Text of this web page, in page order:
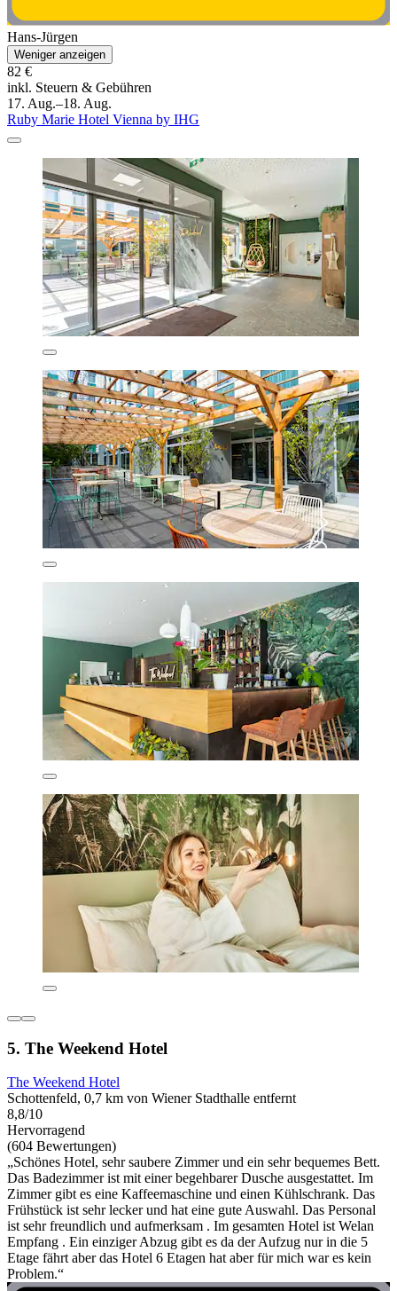
Hans-Jürgen
Weniger anzeigen
82 €
inkl. Steuern & Gebühren
17. Aug.–18. Aug.
Ruby Marie Hotel Vienna by IHG
5. The Weekend Hotel
The Weekend Hotel
Schottenfeld, 0,7 km von Wiener Stadthalle entfernt
8,8/10
Hervorragend
(604 Bewertungen)
„Schönes Hotel, sehr saubere Zimmer und ein sehr bequemes Bett.
Das Badezimmer ist mit einer begehbarer Dusche ausgestattet. Im
Zimmer gibt es eine Kaffeemaschine und einen Kühlschrank. Das
Frühstück ist sehr lecker und hat eine gute Auswahl. Das Personal
ist sehr freundlich und aufmerksam . Im gesamten Hotel ist Welan
Empfang . Ein einziger Abzug gibt es da der Aufzug nur in die 5
Etage fährt aber das Hotel 6 Etagen hat aber für mich war es kein
Problem.“